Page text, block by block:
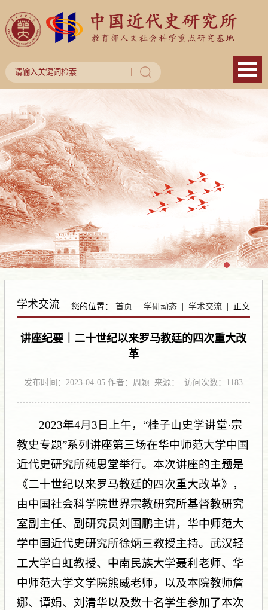
学术交流 您的位置：首页 |学研动态 |学术交流 | 正文
讲座纪要｜二十世纪以来罗马教廷的四次重大改
革
发布时间：2023-04-05 作者：周颖 来源： 访问次数： 1183
2023年4月3日上午，“桂子山史学讲堂·宗
教史专题”系列讲座第三场在华中师范大学中国
近代史研究所莼思堂举行。本次讲座的主题是
《二十世纪以来罗马教廷的四次重大改革》，
由中国社会科学院世界宗教研究所基督教研究
室副主任、副研究员刘国鹏主讲，华中师范大
学中国近代史研究所徐炳三教授主持。武汉轻
工大学白虹教授、中南民族大学聂利老师、华
中师范大学文学院熊威老师，以及本院教师詹
娜、谭娟、刘清华以及数十名学生参加了本次